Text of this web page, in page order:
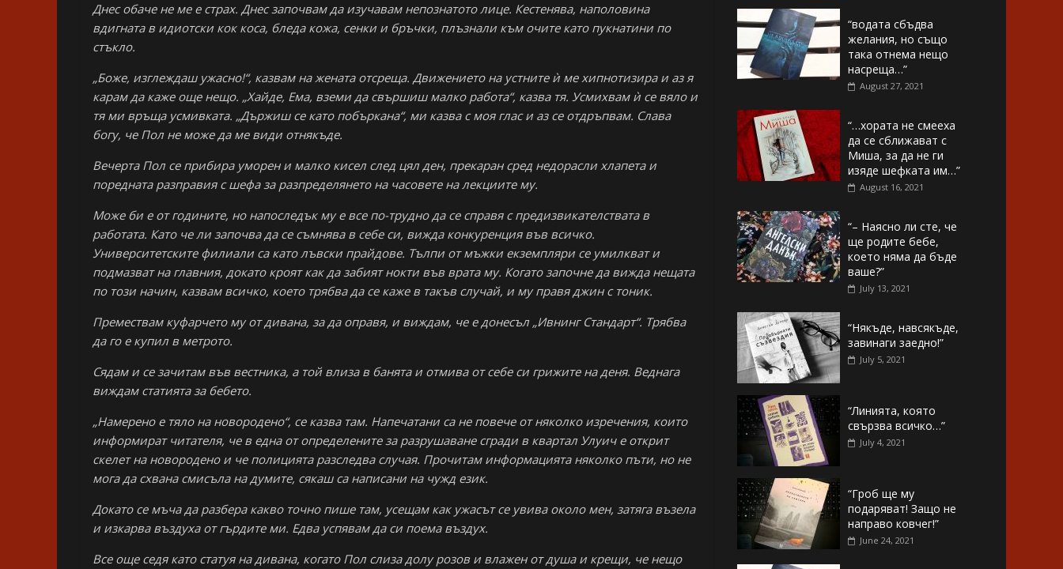
Днес обаче не ме е страх. Днес започвам да изучавам непознатото лице. Кестенява, наполовина
вдигната в идиотски кок коса, бледа кожа, сенки и бръчки, плъзнали към очите като пукнатини по
стъкло.
„Боже, изглеждаш ужасно!“, казвам на жената отсреща. Движението на устните ѝ ме хипнотизира и аз я
карам да каже още нещо. „Хайде, Ема, вземи да свършиш малко работа“, казва тя. Усмихвам ѝ се вяло и
тя ми връща усмивката. „Държиш се като побъркана“, ми казва с моя глас и аз се отдръпвам. Слава
богу, че Пол не може да ме види отнякъде.
Вечерта Пол се прибира уморен и малко кисел след цял ден, прекаран сред недорасли хлапета и
поредната разправия с шефа за разпределянето на часовете на лекциите му.
Може би е от годините, но напоследък му е все по-трудно да се справя с предизвикателствата в
работата. Като че ли започва да се съмнява в себе си, вижда конкуренция във всичко.
Университетските филиали са като лъвски прайдове. Тълпи от мъжки екземпляри се умилкват и
подмазват на главния, докато кроят как да забият нокти във врата му. Когато започне да вижда нещата
по този начин, казвам всичко, което трябва да се каже в такъв случай, и му правя джин с тоник.
Премествам куфарчето му от дивана, за да оправя, и виждам, че е донесъл „Ивнинг Стандарт“. Трябва
да го е купил в метрото.
Сядам и се зачитам във вестника, а той влиза в банята и отмива от себе си грижите на деня. Веднага
виждам статията за бебето.
„Намерено е тяло на новородено“, се казва там. Напечатани са не повече от няколко изречения, които
информират читателя, че в една от определените за разрушаване сгради в квартал Улуич е открит
скелет на новородено и че полицията разследва случая. Прочитам информацията няколко пъти, но не
мога да схвана смисъла на думите, сякаш са написани на чужд език.
Докато се мъча да разбера какво точно пише там, усещам как ужасът се увива около мен, затяга възела
и изкарва въздуха от гърдите ми. Едва успявам да си поема въздух.
Все още седя като статуя на дивана, когато Пол слиза долу розов и влажен от душа и крещи, че нещо
“водата сбъдва
желания, но също
така отнема нещо
насреща…”
August 27, 2021
“…хората не смееха
да се сближават с
Миша, за да не ги
изяде шефката им…”
August 16, 2021
“– Наясно ли сте, че
ще родите бебе,
което няма да бъде
ваше?”
July 13, 2021
“Някъде, навсякъде,
завинаги заедно!”
July 5, 2021
“Линията, която
свързва всичко…”
July 4, 2021
“Гроб ще му
подаряват! Защо не
направо ковчег!”
June 24, 2021